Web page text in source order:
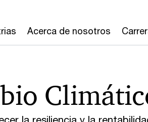
Acerca de nosotros